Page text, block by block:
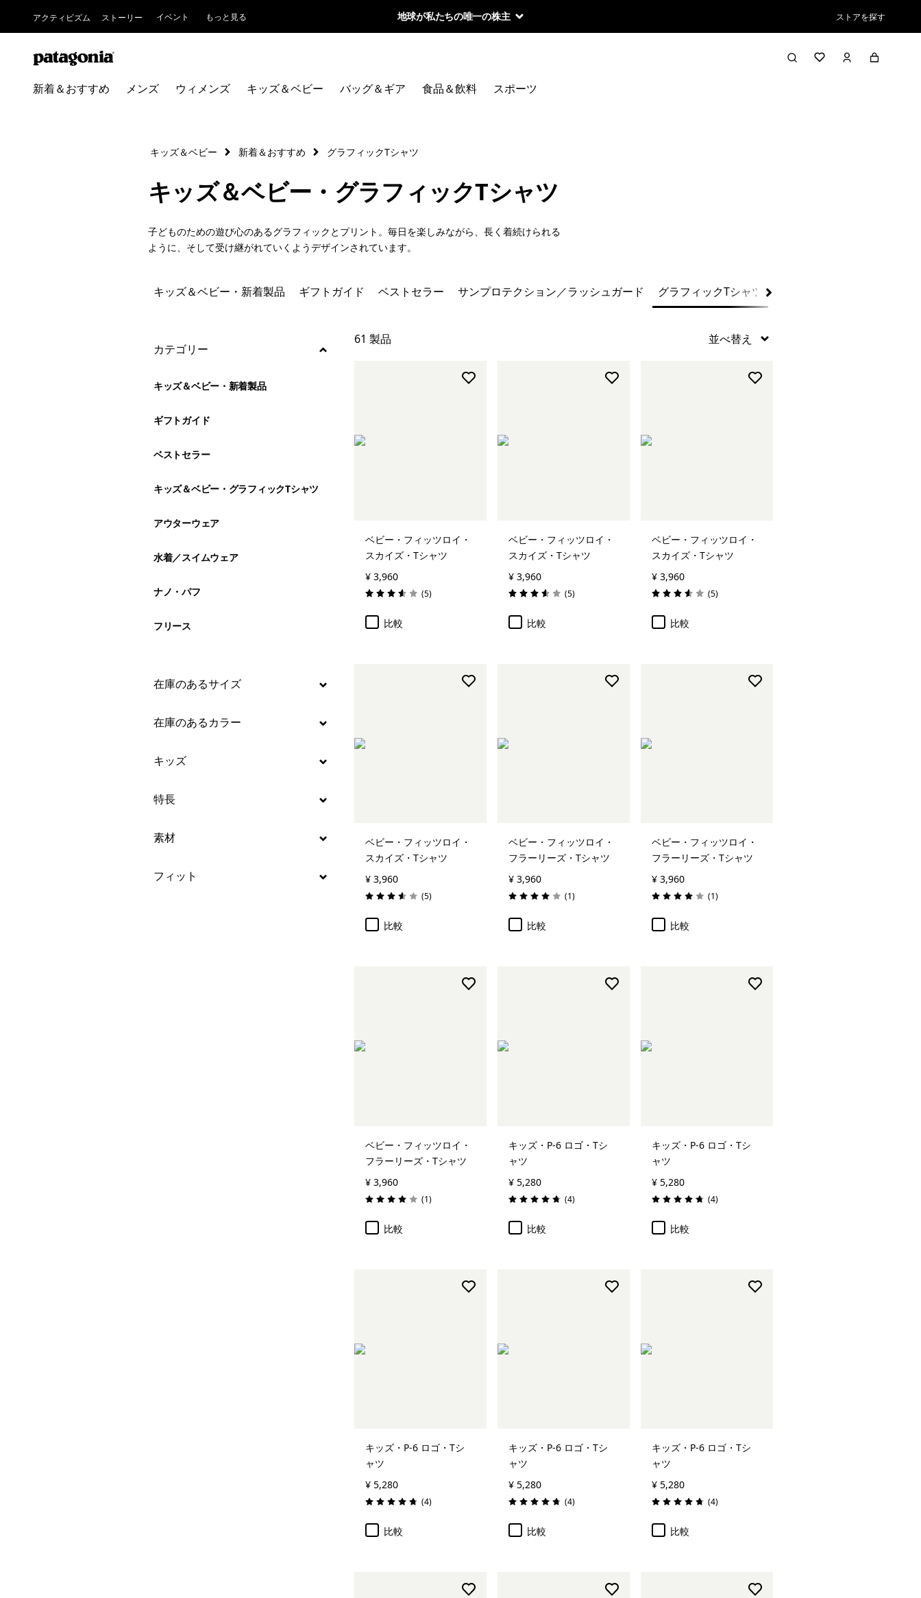
アクティビズム ストーリー イベント もっと見る 地球が私たちの唯一の株主 ストアを探す
新着＆おすすめ メンズ ウィメンズ キッズ＆ベビー バッグ＆ギア 食品＆飲料 スポーツ
キッズ＆ベビー・グラフィックTシャツ
アウターウェア
フリース
絞り込み
在庫のあるカラー
キッズ＆ベビー 新着＆おすすめ グラフィックTシャツ
キッズ＆ベビー・グラフィックTシャツ
子どものための遊び心のあるグラフィックとプリント。毎日を楽しみながら、長く着続けられる
ように、そして受け継がれていくようデザインされています。
キッズ＆ベビー・新着製品 ギフトガイド ベストセラー サンプロテクション／ラッシュガード グラフィックTシャツ
絞り込み
カテゴリー
キッズ＆ベビー・新着製品
ギフトガイド
ベストセラー
キッズ＆ベビー・グラフィックTシャツ
アウターウェア
水着／スイムウェア
ナノ・パフ
フリース
絞り込み
在庫のあるサイズ
絞り込み
在庫のあるカラー
絞り込み
キッズ
絞り込み
特長
絞り込み
素材
絞り込み
フィット
61 製品
ベビー・フィッツロイ・
スカイズ・Tシャツ
¥ 3,960
評価: 3.6 / 5 (5レビュー
)
比較
ベビー・フィッツロイ・
スカイズ・Tシャツ
¥ 3,960
評価: 3.6 / 5 (5レビュー
)
比較
ベビー・フィッツロイ・
スカイズ・Tシャツ
¥ 3,960
評価: 3.6 / 5 (5レビュー
)
比較
ベビー・フィッツロイ・
スカイズ・Tシャツ
¥ 3,960
評価: 3.6 / 5 (5レビュー
)
比較
ベビー・フィッツロイ・
フラーリーズ・Tシャツ
¥ 3,960
評価: 4.0 / 5 (1レビュー
)
比較
ベビー・フィッツロイ・
フラーリーズ・Tシャツ
¥ 3,960
評価: 4.0 / 5 (1レビュー
)
比較
ベビー・フィッツロイ・
フラーリーズ・Tシャツ
¥ 3,960
評価: 4.0 / 5 (1レビュー
)
比較
キッズ・P-6 ロゴ・Tシ
ャツ
¥ 5,280
評価: 4.8 / 5 (4レビュー
)
比較
キッズ・P-6 ロゴ・Tシ
ャツ
¥ 5,280
評価: 4.8 / 5 (4レビュー
)
比較
キッズ・P-6 ロゴ・Tシ
ャツ
¥ 5,280
評価: 4.8 / 5 (4レビュー
)
比較
キッズ・P-6 ロゴ・Tシ
ャツ
¥ 5,280
評価: 4.8 / 5 (4レビュー
)
比較
キッズ・P-6 ロゴ・Tシ
ャツ
¥ 5,280
評価: 4.8 / 5 (4レビュー
)
比較